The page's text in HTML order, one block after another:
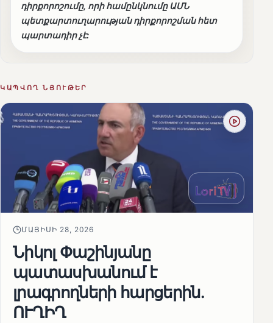
դիրքորոշումը, որի համընկնումը ԱՄՆ
պետքարտուղարության դիրքորոշման հետ
պարտադիր չէ:
ԿԱՊՎՈՂ ՆՅՈՒԹԵՐ
ՄԱՅԻՍԻ 28, 2026
Նիկոլ Փաշինյանը
պատասխանում է
լրագրողների հարցերին․
ՈՒՂԻՂ